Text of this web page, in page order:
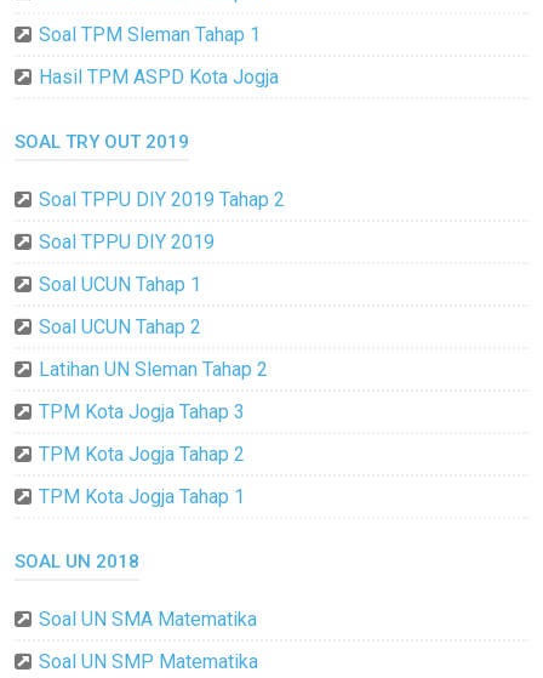
Soal TPM Sleman Tahap 1
Hasil TPM ASPD Kota Jogja
SOAL TRY OUT 2019
Soal TPPU DIY 2019 Tahap 2
Soal TPPU DIY 2019
Soal UCUN Tahap 1
Soal UCUN Tahap 2
Latihan UN Sleman Tahap 2
TPM Kota Jogja Tahap 3
TPM Kota Jogja Tahap 2
TPM Kota Jogja Tahap 1
SOAL UN 2018
Soal UN SMA Matematika
Soal UN SMP Matematika